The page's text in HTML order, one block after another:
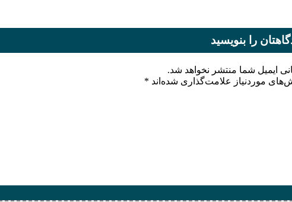
را بنویسید
ایمیل شما منتشر نخواهد شد.
موردنیاز علامت‌گذاری شده‌اند *